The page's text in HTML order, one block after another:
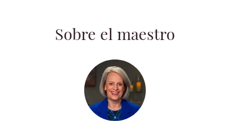
Sobre el maestro